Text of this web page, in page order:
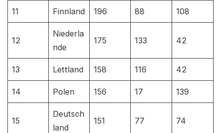
11 Finnland 196 88 108
12
Niederla
nde
175 133 42
13 Lettland 158 116 42
14 Polen 156 17 139
15
Deutsch
land
151 77 74